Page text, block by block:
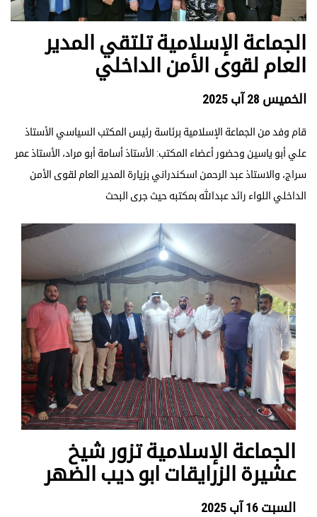
الجماعة الإسلامية تلتقي المدير
العام لقوى الأمن الداخلي
الخميس 28 آب 2025
قام وفد من الجماعة الإسلامية برئاسة رئيس المكتب السياسي الأستاذ
علي أبو ياسين وحضور أعضاء المكتب: الأستاذ أسامة أبو مراد، الأستاذ عمر
سراج، والاستاذ عبد الرحمن اسكندراني بزيارة المدير العام لقوى الأمن
الداخلي اللواء رائد عبدالله بمكتبه حيث جرى البحث
الجماعة الإسلامية تزور شيخ
عشيرة الزرايقات ابو ديب الضهر
السبت 16 آب 2025